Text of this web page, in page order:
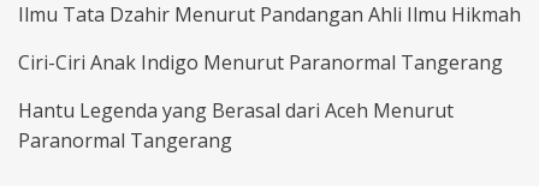
Ilmu Tata Dzahir Menurut Pandangan Ahli Ilmu Hikmah
Ciri-Ciri Anak Indigo Menurut Paranormal Tangerang
Hantu Legenda yang Berasal dari Aceh Menurut
Paranormal Tangerang